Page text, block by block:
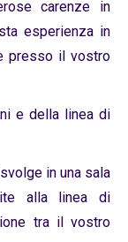
carenze in
esperienza in
presso il vostro
e della linea di
in una sala
alla linea di
tra il vostro